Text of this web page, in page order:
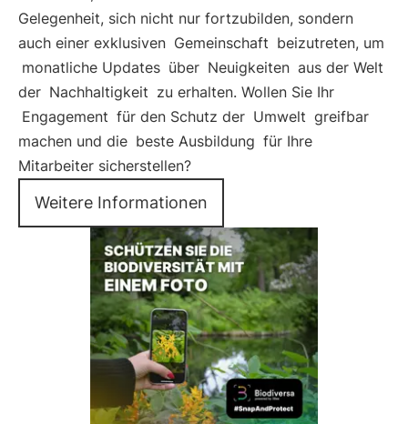
Gelegenheit, sich nicht nur fortzubilden, sondern
auch einer exklusiven Gemeinschaft beizutreten, um
monatliche Updates über Neuigkeiten aus der Welt
der Nachhaltigkeit zu erhalten. Wollen Sie Ihr
Engagement für den Schutz der Umwelt greifbar
machen und die beste Ausbildung für Ihre
Mitarbeiter sicherstellen?
Weitere Informationen